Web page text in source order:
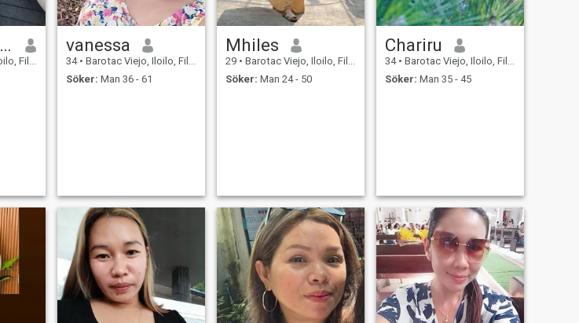
angeles emilie vanessa
34 • Barotac Viejo, Iloilo, Filippinerna
Söker: Man 36 - 61
Mhiles
29 • Barotac Viejo, Iloilo, Filippinerna
Söker: Man 24 - 50
Chariru
34 • Barotac Viejo, Iloilo, Filippinerna
Söker: Man 35 - 45